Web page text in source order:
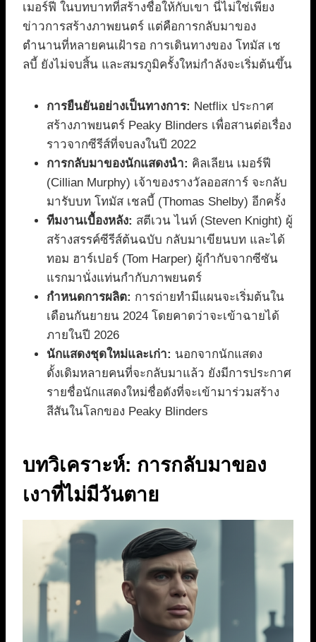
เมอร์ฟี ในบทบาทที่สร้างชื่อให้กับเขา นี่ไม่ใช่เพียง
ข่าวการสร้างภาพยนตร์ แต่คือการกลับมาของ
ตำนานที่หลายคนเฝ้ารอ การเดินทางของ โทมัส เช
ลบี้ ยังไม่จบสิ้น และสมรภูมิครั้งใหม่กำลังจะเริ่มต้นขึ้น
การยืนยันอย่างเป็นทางการ: Netflix ประกาศ
สร้างภาพยนตร์ Peaky Blinders เพื่อสานต่อเรื่อง
ราวจากซีรีส์ที่จบลงในปี 2022
การกลับมาของนักแสดงนำ: คิลเลียน เมอร์ฟี
(Cillian Murphy) เจ้าของรางวัลออสการ์ จะกลับ
มารับบท โทมัส เชลบี้ (Thomas Shelby) อีกครั้ง
ทีมงานเบื้องหลัง: สตีเวน ไนท์ (Steven Knight) ผู้
สร้างสรรค์ซีรีส์ต้นฉบับ กลับมาเขียนบท และได้
ทอม ฮาร์เปอร์ (Tom Harper) ผู้กำกับจากซีซัน
แรกมานั่งแท่นกำกับภาพยนตร์
กำหนดการผลิต: การถ่ายทำมีแผนจะเริ่มต้นใน
เดือนกันยายน 2024 โดยคาดว่าจะเข้าฉายได้
ภายในปี 2026
นักแสดงชุดใหม่และเก่า: นอกจากนักแสดง
ดั้งเดิมหลายคนที่จะกลับมาแล้ว ยังมีการประกาศ
รายชื่อนักแสดงใหม่ชื่อดังที่จะเข้ามาร่วมสร้าง
สีสันในโลกของ Peaky Blinders
บทวิเคราะห์: การกลับมาของ
เงาที่ไม่มีวันตาย